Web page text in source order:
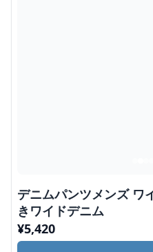
デニムパンツメンズ ワ
きワイドデニム
¥5,420